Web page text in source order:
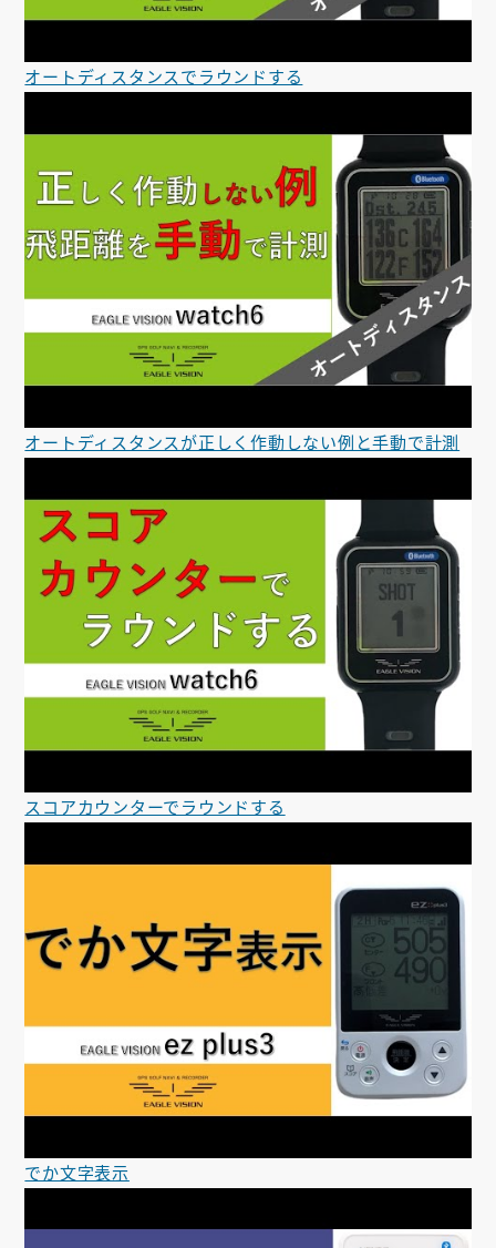
オートディスタンスでラウンドする
オートディスタンスが正しく作動しない例と手動で計測
スコアカウンターでラウンドする
でか文字表示